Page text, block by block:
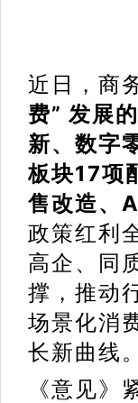
近日，商
费” 发展
新、数字
板块17项
售改造、
政策红利
高企、同
撑，推动
场景化消
长新曲线。
《意见